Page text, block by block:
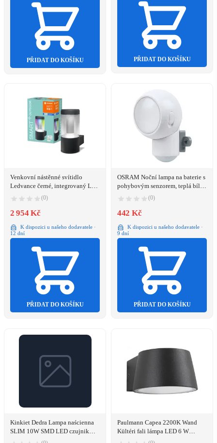
PŘIDAT DO KOŠÍKU PŘIDAT DO KOŠÍKU
Venkovní nástěnné svítidlo
Ledvance černé, integrovaný LED
(0)
2 954 Kč
K dispozici u našeho dodavatele ·
12 dní
PŘIDAT DO KOŠÍKU
OSRAM Noční lampa na baterie s
pohybovým senzorem, teplá bílá
(0)
442 Kč
K dispozici u našeho dodavatele ·
9 dní
PŘIDAT DO KOŠÍKU
Kinkiet Dedra Lampa naścienna
SLIM 10W SMD LED czujnik
ruchu, 900lm, IP44
Paulmann Capea 2200K Wand
Kültéri fali lámpa LED 6 W
Fekete (94713)